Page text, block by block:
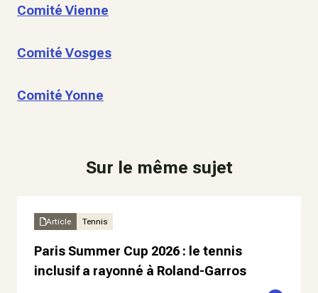
Comité Vienne
Comité Vosges
Comité Yonne
Sur le même sujet
Article Tennis
Paris Summer Cup 2026 : le tennis
inclusif a rayonné à Roland-Garros